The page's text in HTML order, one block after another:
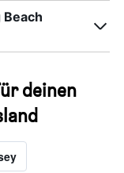
deinen